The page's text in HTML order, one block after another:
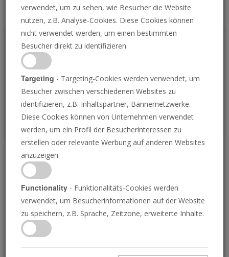
P
Die verborgene
Supermacht
08.06.2018 • 26 Minuten
Ihre Bibel prophezeit über einen starken Mann,
der praktisch aus dem Nichts kommend die
verwendet, um zu sehen, wie Besucher die Website
nutzen, z.B. Analyse-Cookies. Diese Cookies können
nicht verwendet werden, um einen bestimmten
Besucher direkt zu identifizieren.
Targeting - Targeting-Cookies werden verwendet, um
Besucher zwischen verschiedenen Websites zu
identifizieren, z.B. Inhaltspartner, Bannernetzwerke.
Diese Cookies können von Unternehmen verwendet
werden, um ein Profil der Besucherinteressen zu
erstellen oder relevante Werbung auf anderen Websites
anzuzeigen.
Functionality - Funktionalitäts-Cookies werden
verwendet, um Besucherinformationen auf der Website
zu speichern, z.B. Sprache, Zeitzone, erweiterte Inhalte.